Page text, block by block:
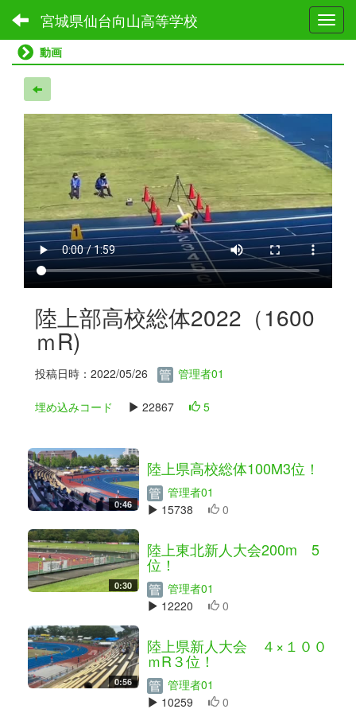
宮城県仙台向山高等学校
動画
陸上部高校総体2022（1600
ｍR)
投稿日時：2022/05/26 管理者01
埋め込みコード 22867 5
0:46
陸上県高校総体100M3位！
管理者01
15738
0
0:30
陸上東北新人大会200m 5
位！
管理者01
12220
0
0:56
陸上県新人大会 ４×１００
ｍR３位！
管理者01
10259
0